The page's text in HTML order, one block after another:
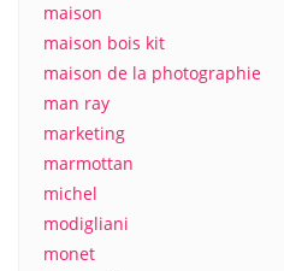
maison
maison bois kit
maison de la photographie
man ray
marketing
marmottan
michel
modigliani
monet